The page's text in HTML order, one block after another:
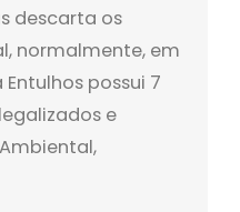
descarta os
normalmente, em
possui 7
e